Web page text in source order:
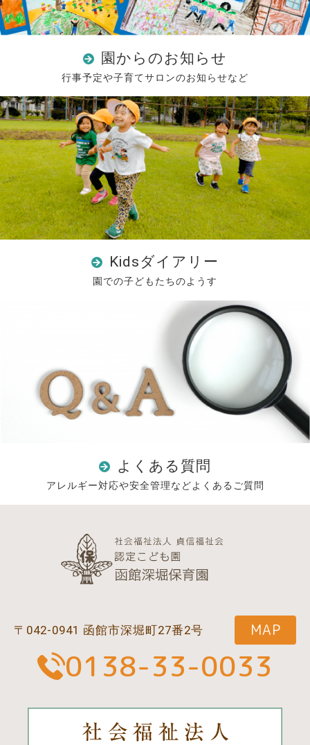
園からのお知らせ
行事予定や子育てサロンのお知らせなど
Kidsダイアリー
園での子どもたちのようす
よくある質問
アレルギー対応や安全管理などよくあるご質問
〒042-0941 函館市深堀町27番2号 MAP
0138-33-0033